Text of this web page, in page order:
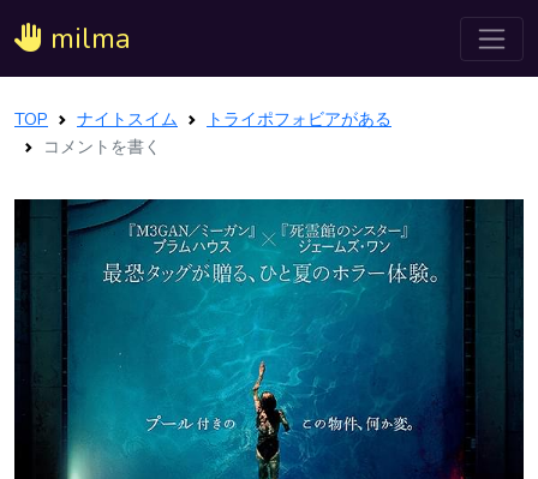
milma
TOP ナイトスイム
トライポフォビアがある
コメントを書く